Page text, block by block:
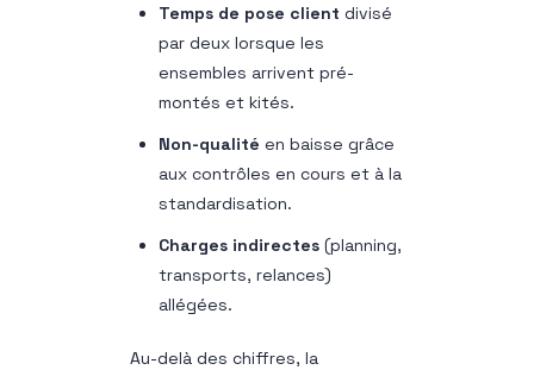
Temps de pose client divisé
par deux lorsque les
ensembles arrivent pré-
montés et kités.
Non-qualité en baisse grâce
aux contrôles en cours et à la
standardisation.
Charges indirectes (planning,
transports, relances)
allégées.
Au-delà des chiffres, la